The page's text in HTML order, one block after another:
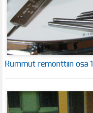
Rummut remonttiin osa